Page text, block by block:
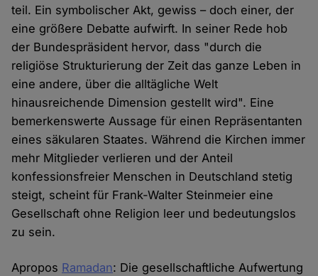
teil. Ein symbolischer Akt, gewiss – doch einer, der
eine größere Debatte aufwirft. In seiner Rede hob
der Bundespräsident hervor, dass "durch die
religiöse Strukturierung der Zeit das ganze Leben in
eine andere, über die alltägliche Welt
hinausreichende Dimension gestellt wird". Eine
bemerkenswerte Aussage für einen Repräsentanten
eines säkularen Staates. Während die Kirchen immer
mehr Mitglieder verlieren und der Anteil
konfessionsfreier Menschen in Deutschland stetig
steigt, scheint für Frank-Walter Steinmeier eine
Gesellschaft ohne Religion leer und bedeutungslos
zu sein.
Apropos Ramadan: Die gesellschaftliche Aufwertung